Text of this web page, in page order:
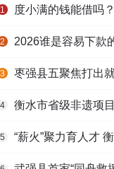
1 度小满的钱能借吗？
2 2026谁是容易下款的小额
3 枣强县五聚焦打出
4 衡水市省级非遗项目景县疯
5 “薪火”聚力育人才